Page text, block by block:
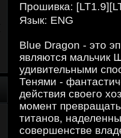
Прошивка:
Язык: ENG
Blue Dragon - это
являются мальчик
удивительными
Тенями -
действия своего
момент
титанов,
совершенстве